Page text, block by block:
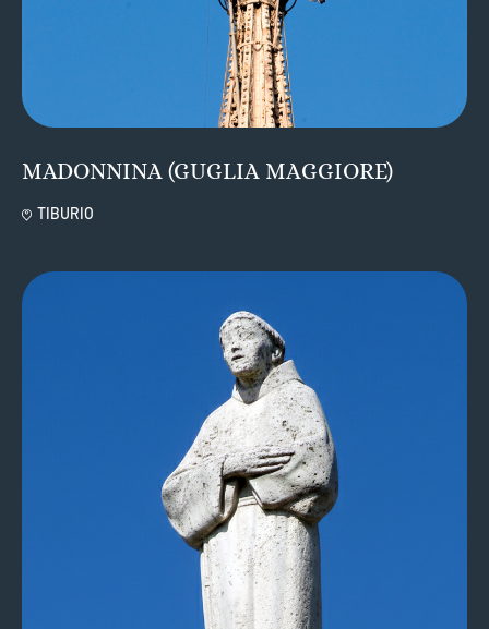
MADONNINA (GUGLIA MAGGIORE)
TIBURIO